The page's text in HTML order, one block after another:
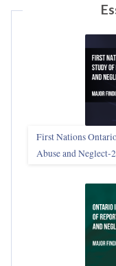
First Nations
Abuse and